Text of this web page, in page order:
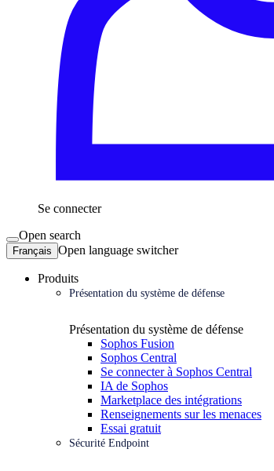
Se connecter
Open search
Français Open language switcher
Produits
Présentation du système de défense
Présentation du système de défense
Sophos Fusion
Sophos Central
Se connecter à Sophos Central
IA de Sophos
Marketplace des intégrations
Renseignements sur les menaces
Essai gratuit
Sécurité Endpoint